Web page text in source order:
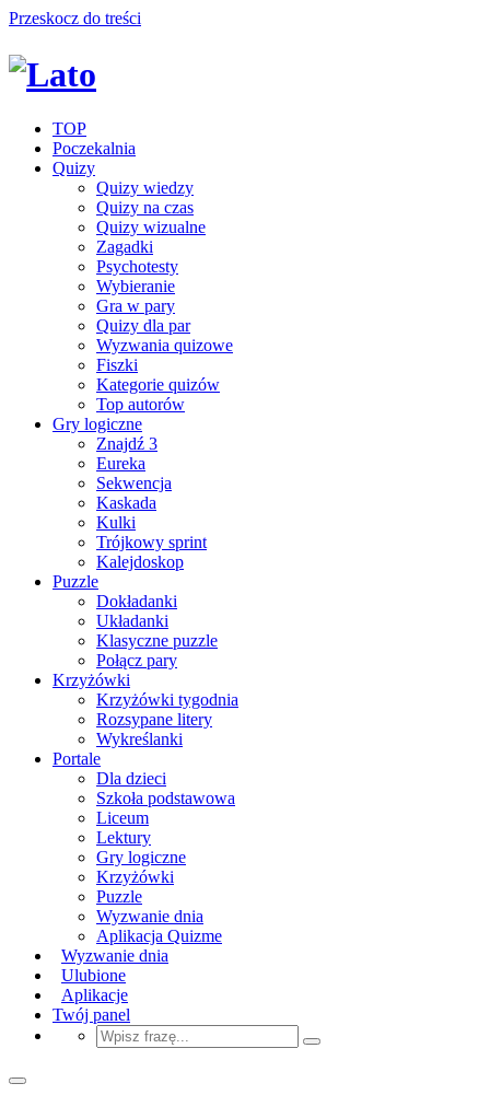
Przeskocz do treści
TOP
Poczekalnia
Quizy
Quizy wiedzy
Quizy na czas
Quizy wizualne
Zagadki
Psychotesty
Wybieranie
Gra w pary
Quizy dla par
Wyzwania quizowe
Fiszki
Kategorie quizów
Top autorów
Gry logiczne
Znajdź 3
Eureka
Sekwencja
Kaskada
Kulki
Trójkowy sprint
Kalejdoskop
Puzzle
Dokładanki
Układanki
Klasyczne puzzle
Połącz pary
Krzyżówki
Krzyżówki tygodnia
Rozsypane litery
Wykreślanki
Portale
Dla dzieci
Szkoła podstawowa
Liceum
Lektury
Gry logiczne
Krzyżówki
Puzzle
Wyzwanie dnia
Aplikacja Quizme
Wyzwanie dnia
Ulubione
Aplikacje
Twój panel